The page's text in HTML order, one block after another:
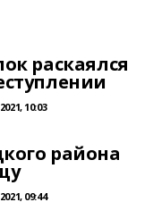
раскаялся
10:03
района
09:44